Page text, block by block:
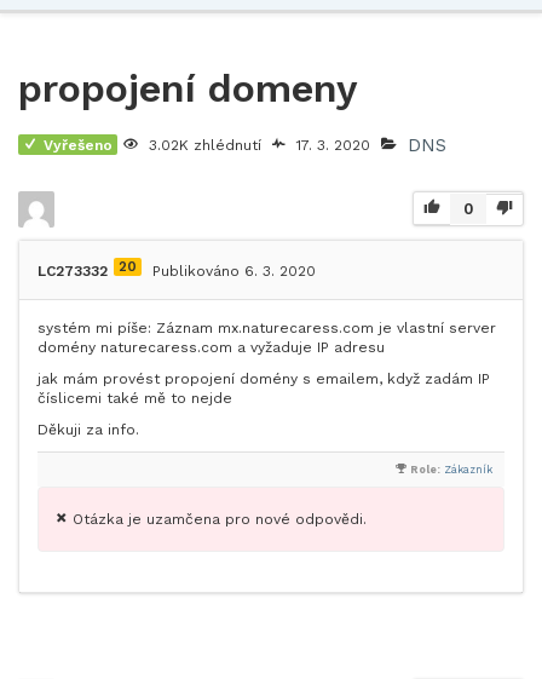
propojení domeny
Vyřešeno 3.02K zhlédnutí 17. 3. 2020 DNS
0
LC273332 20 Publikováno 6. 3. 2020
systém mi píše: Záznam mx.naturecaress.com je vlastní server
domény naturecaress.com a vyžaduje IP adresu
jak mám provést propojení domény s emailem, když zadám IP
číslicemi také mě to nejde
Děkuji za info.
Role: Zákazník
Otázka je uzamčena pro nové odpovědi.